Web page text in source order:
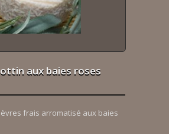
aux baies roses
frais arromatisé aux baies